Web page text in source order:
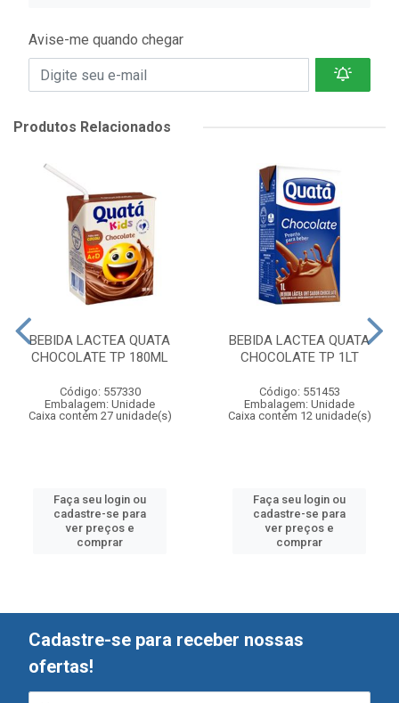
Avise-me quando chegar
Produtos Relacionados
BEBIDA LACTEA QUATA
CHOCOLATE TP 180ML
Código: 557330
Embalagem: Unidade
Caixa contém 27 unidade(s)
Faça seu login ou
cadastre-se para
ver preços e
comprar
BEBIDA LACTEA QUATA
CHOCOLATE TP 1LT
Código: 551453
Embalagem: Unidade
Caixa contém 12 unidade(s)
Faça seu login ou
cadastre-se para
ver preços e
comprar
Cadastre-se para receber nossas
ofertas!